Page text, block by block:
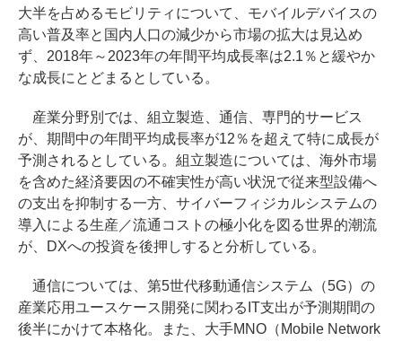
大半を占めるモビリティについて、モバイルデバイスの
高い普及率と国内人口の減少から市場の拡大は見込め
ず、2018年～2023年の年間平均成長率は2.1％と緩やか
な成長にとどまるとしている。
産業分野別では、組立製造、通信、専門的サービス
が、期間中の年間平均成長率が12％を超えて特に成長が
予測されるとしている。組立製造については、海外市場
を含めた経済要因の不確実性が高い状況で従来型設備へ
の支出を抑制する一方、サイバーフィジカルシステムの
導入による生産／流通コストの極小化を図る世界的潮流
が、DXへの投資を後押しすると分析している。
通信については、第5世代移動通信システム（5G）の
産業応用ユースケース開発に関わるIT支出が予測期間の
後半にかけて本格化。また、大手MNO（Mobile Network